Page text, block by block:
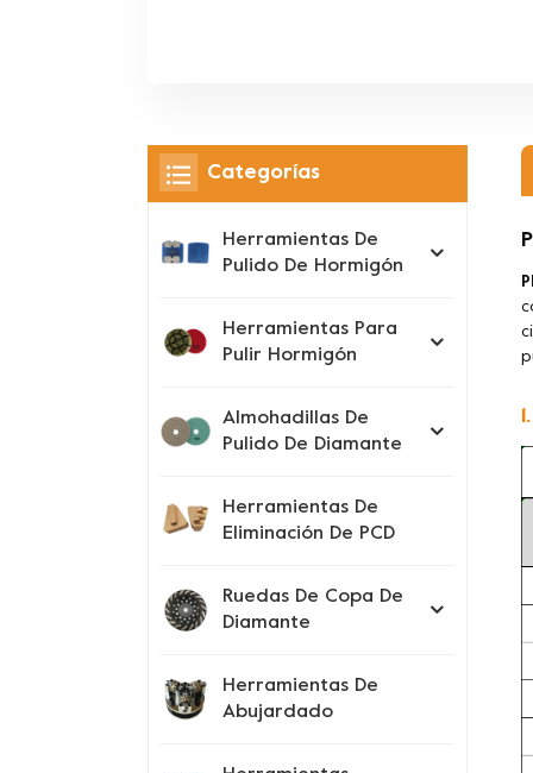
Categorías
Herramientas De
Pulido De Hormigón
Herramientas Para
Pulir Hormigón
Almohadillas De
Pulido De Diamante
Herramientas De
Eliminación De PCD
Ruedas De Copa De
Diamante
Herramientas De
Abujardado